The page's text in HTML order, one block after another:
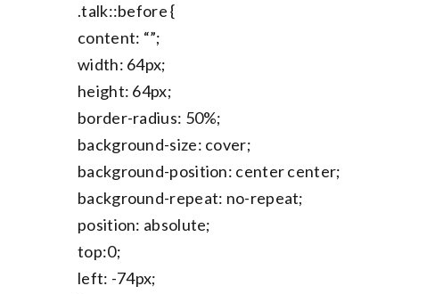
.talk::before {
content: “”;
width: 64px;
height: 64px;
border-radius: 50%;
background-size: cover;
background-position: center center;
background-repeat: no-repeat;
position: absolute;
top:0;
left: -74px;